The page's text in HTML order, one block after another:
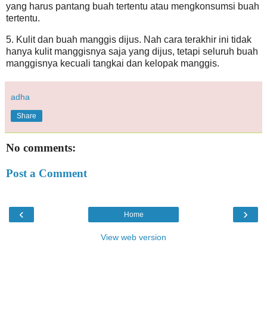
yang harus pantang buah tertentu atau mengkonsumsi buah
tertentu.
5. Kulit dan buah manggis dijus. Nah cara terakhir ini tidak
hanya kulit manggisnya saja yang dijus, tetapi seluruh buah
manggisnya kecuali tangkai dan kelopak manggis.
adha
Share
No comments:
Post a Comment
‹ ›
Home
View web version